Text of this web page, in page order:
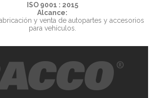
ISO 9001 : 2015
Alcance:
y venta de autopartes y accesorios
para vehículos.